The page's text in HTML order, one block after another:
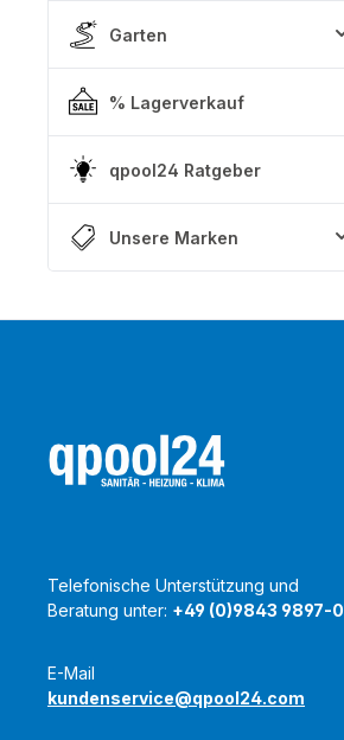
Garten
% Lagerverkauf
qpool24 Ratgeber
Unsere Marken
Telefonische Unterstützung und
Beratung unter: +49 (0)9843 9897-0
E-Mail
kundenservice@qpool24.com